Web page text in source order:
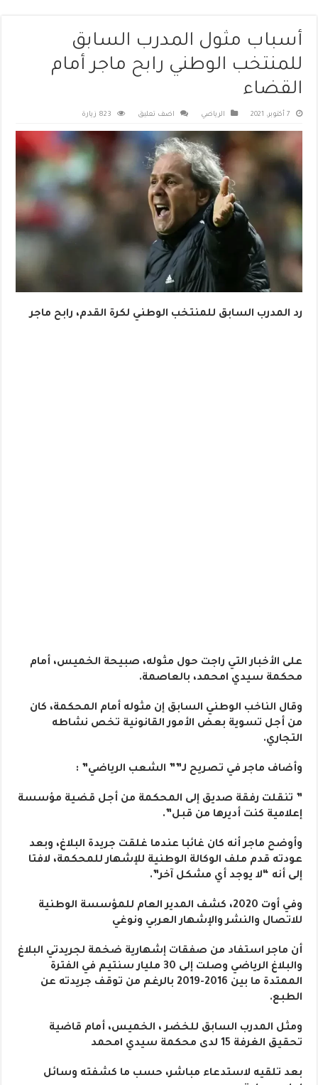
أسباب مثول المدرب السابق
للمنتخب الوطني رابح ماجر أمام
القضاء
7 أكتوبر، 2021 الرياضي اضف تعليق 823 زيارة
رد المدرب السابق للمنتخب الوطني لكرة القدم، رابح ماجر
على الأخبار التي راجت حول مثوله، صبيحة الخميس، أمام
محكمة سيدي امحمد، بالعاصمة.
وقال الناخب الوطني السابق إن مثوله أمام المحكمة، كان
من أجل تسوية بعض الأمور القانونية تخص نشاطه
التجاري.
وأضاف ماجر في تصريح لـ”” الشعب الرياضي” :
” تنقلت رفقة صديق إلى المحكمة من أجل قضية مؤسسة
إعلامية كنت أديرها من قبل”.
وأوضح ماجر أنه كان غائبا عندما غلقت جريدة البلاغ، وبعد
عودته قدم ملف الوكالة الوطنية للإشهار للمحكمة، لافتا
إلى أنه “لا يوجد أي مشكل آخر”.
وفي أوت 2020، كشف المدير العام للمؤسسة الوطنية
للاتصال والنشر والإشهار العربي ونوغي
أن ماجر استفاد من صفقات إشهارية ضخمة لجريدتي البلاغ
والبلاغ الرياضي وصلت إلى 30 مليار سنتيم في الفترة
الممتدة ما بين 2016-2019 بالرغم من توقف جريدته عن
الطبع.
ومثل المدرب السابق للخضر ، الخميس، أمام قاضية
تحقيق الغرفة 15 لدى محكمة سيدي امحمد
بعد تلقيه لاستدعاء مباشر، حسب ما كشفته وسائل